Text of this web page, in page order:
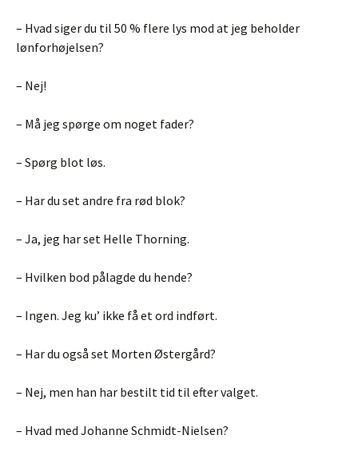
– Hvad siger du til 50 % flere lys mod at jeg beholder
lønforhøjelsen?
– Nej!
– Må jeg spørge om noget fader?
– Spørg blot løs.
– Har du set andre fra rød blok?
– Ja, jeg har set Helle Thorning.
– Hvilken bod pålagde du hende?
– Ingen. Jeg ku’ ikke få et ord indført.
– Har du også set Morten Østergård?
– Nej, men han har bestilt tid til efter valget.
– Hvad med Johanne Schmidt-Nielsen?